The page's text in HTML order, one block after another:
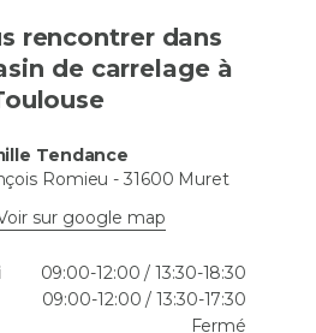
rencontrer dans
de carrelage à
Tendance
Romieu -31600 Muret
sur google map
09:00-12:00 / 13:30-18:30
09:00-12:00 / 13:30-17:30
Fermé